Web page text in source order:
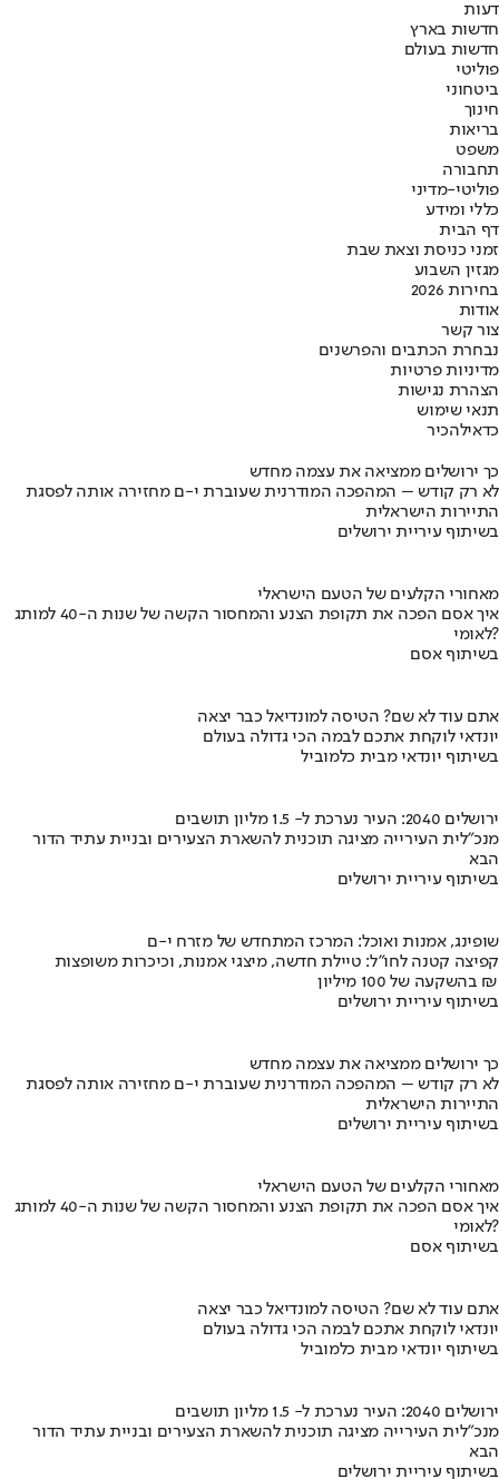
דעות
חדשות בארץ
חדשות בעולם
פוליטי
ביטחוני
חינוך
בריאות
משפט
תחבורה
פוליטי-מדיני
כללי ומידע
דף הבית
זמני כניסת וצאת שבת
מגזין השבוע
בחירות 2026
אודות
צור קשר
נבחרת הכתבים והפרשנים
מדיניות פרטיות
הצהרת נגישות
תנאי שימוש
כדאילהכיר
כך ירושלים ממציאה את עצמה מחדש
לא רק קודש – המהפכה המודרנית שעוברת י-ם מחזירה אותה לפסגת
התיירות הישראלית
בשיתוף עיריית ירושלים
מאחורי הקלעים של הטעם הישראלי
איך אסם הפכה את תקופת הצנע והמחסור הקשה של שנות ה-40 למותג
לאומי?
בשיתוף אסם
אתם עוד לא שם? הטיסה למונדיאל כבר יצאה
יונדאי לוקחת אתכם לבמה הכי גדולה בעולם
בשיתוף יונדאי מבית כלמוביל
ירושלים 2040: העיר נערכת ל- 1.5 מליון תושבים
מנכ"לית העירייה מציגה תוכנית להשארת הצעירים ובניית עתיד הדור
הבא
בשיתוף עיריית ירושלים
שופינג, אמנות ואוכל: המרכז המתחדש של מזרח י-ם
קפיצה קטנה לחו"ל: טיילת חדשה, מיצגי אמנות, וכיכרות משופצות
בהשקעה של 100 מיליון ₪
בשיתוף עיריית ירושלים
כך ירושלים ממציאה את עצמה מחדש
לא רק קודש – המהפכה המודרנית שעוברת י-ם מחזירה אותה לפסגת
התיירות הישראלית
בשיתוף עיריית ירושלים
מאחורי הקלעים של הטעם הישראלי
איך אסם הפכה את תקופת הצנע והמחסור הקשה של שנות ה-40 למותג
לאומי?
בשיתוף אסם
אתם עוד לא שם? הטיסה למונדיאל כבר יצאה
יונדאי לוקחת אתכם לבמה הכי גדולה בעולם
בשיתוף יונדאי מבית כלמוביל
ירושלים 2040: העיר נערכת ל- 1.5 מליון תושבים
מנכ"לית העירייה מציגה תוכנית להשארת הצעירים ובניית עתיד הדור
הבא
בשיתוף עיריית ירושלים